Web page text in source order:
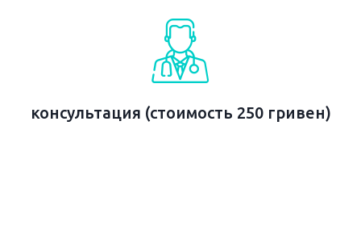
консультация (стоимость 250 гривен)